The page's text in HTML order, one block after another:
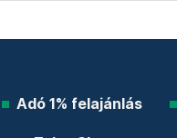
Adó 1% felajánlás